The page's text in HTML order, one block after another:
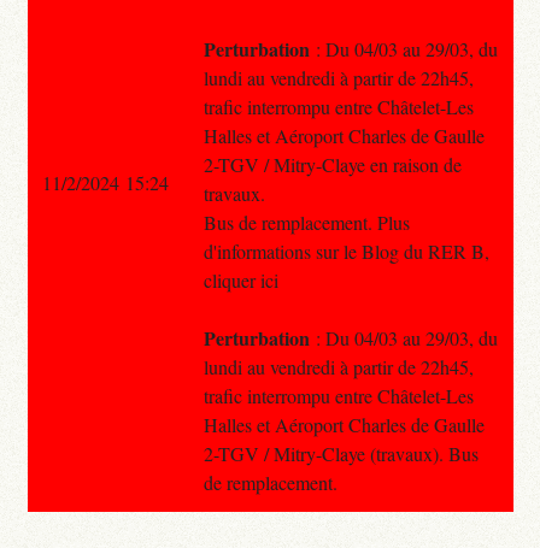
Perturbation : Du 04/03 au 29/03, du
lundi au vendredi à partir de 22h45,
trafic interrompu entre Châtelet-Les
Halles et Aéroport Charles de Gaulle
2-TGV / Mitry-Claye en raison de
travaux.
Bus de remplacement. Plus
d'informations sur le Blog du RER B,
cliquer ici
Perturbation : Du 04/03 au 29/03, du
lundi au vendredi à partir de 22h45,
trafic interrompu entre Châtelet-Les
Halles et Aéroport Charles de Gaulle
2-TGV / Mitry-Claye (travaux). Bus
de remplacement.
11/2/2024 15:24